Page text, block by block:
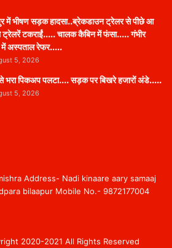
में भीषण सड़क हादसा..ब्रेकडाउन ट्रेलर से पीछे आ
ट्रेलरें टकराईं….. चालक कैबिन में फंसा….. गंभीर
में अस्पताल रेफर…..
5, 2026
भरा पिकअप पलटा…. सड़क पर बिखरे हजारों अंडे…..
5, 2026
Address- Nadi kinaare aary samaaj
bilaapur Mobile No.- 9872177004
2020-2021 All Rights Reserved